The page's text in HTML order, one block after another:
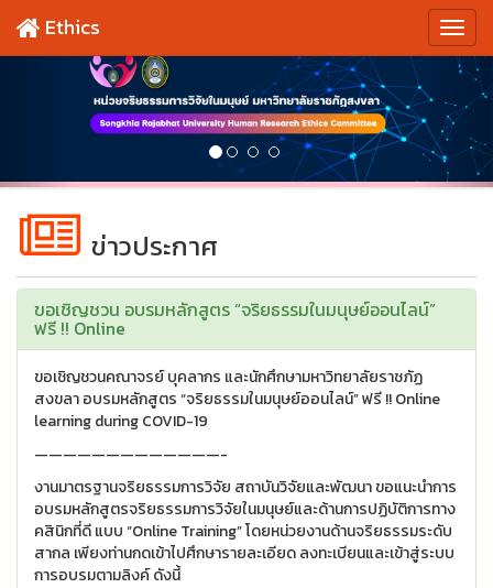
Ethics
ข่าวประกาศ
ขอเชิญชวน อบรมหลักสูตร “จริยธรรมในมนุษย์ออนไลน์”
ฟรี !! Online
ขอเชิญชวนคณาจรย์ บุคลากร และนักศึกษามหาวิทยาลัยราชภัฏ
สงขลา อบรมหลักสูตร “จริยธรรมในมนุษย์ออนไลน์” ฟรี !! Online
learning during COVID-19
—————————————-
งานมาตรฐานจริยธรรมการวิจัย สถาบันวิจัยและพัฒนา ขอแนะนำการ
อบรมหลักสูตรจริยธรรมการวิจัยในมนุษย์และด้านการปฏิบัติการทาง
คสินิกที่ดี แบบ “Online Training” โดยหน่วยงานด้านจริยธรรมระดับ
สากล เพียงท่านกดเข้าไปศึกษารายละเอียด ลงทะเบียนและเข้าสู่ระบบ
การอบรมตามลิงค์ ดังนี้